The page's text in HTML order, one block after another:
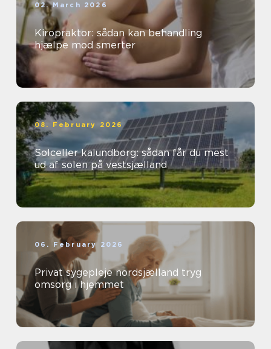
02. March 2026
Kiropraktor: sådan kan behandling
hjælpe mod smerter
08. February 2026
Solceller kalundborg: sådan får du mest
ud af solen på vestsjælland
06. February 2026
Privat sygepleje nordsjælland tryg
omsorg i hjemmet